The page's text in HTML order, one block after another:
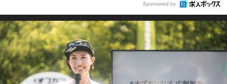
Sponsored by